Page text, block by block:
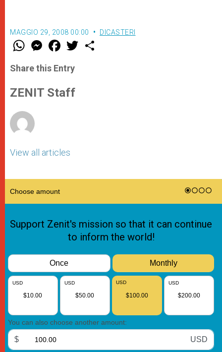
MAGGIO 29, 2008 00:00 DICASTERI
W
t
s
p
p
M
e
s
e
g
e
F
a
e
b
o
k
w
Share this Entry
ZENIT Staff
View all articles